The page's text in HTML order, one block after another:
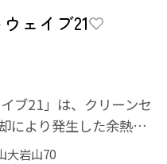
ェイブ21
ブ21」は、クリーンセ
により発生した余熱を
を通して楽し...
大岩山70